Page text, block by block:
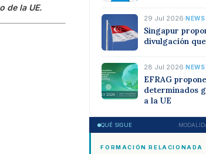
de la UE.
29 Jul 2026·NEWS
Singapur
divulgación
28 Jul 2026·NEWS
EFRAG
determinados
a la UE
QUÉ SIGUE
FORMACIÓN RELACIONADA